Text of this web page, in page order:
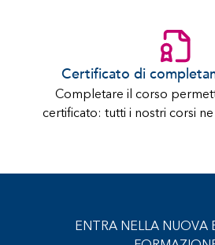
Certificato di
Completare il corso
certificato: tutti i nostri corsi
ENTRA NELLA NUOVA